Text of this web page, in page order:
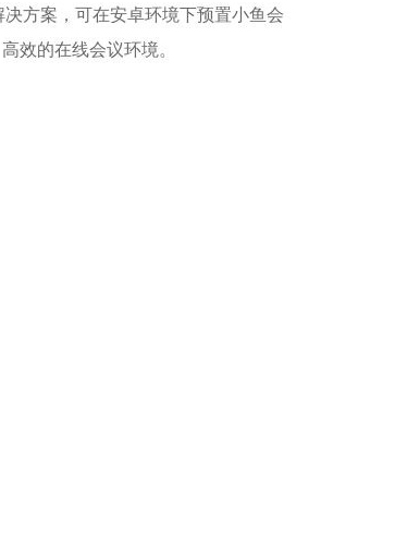
方案，可在安卓环境下预置小鱼会
效的在线会议环境。